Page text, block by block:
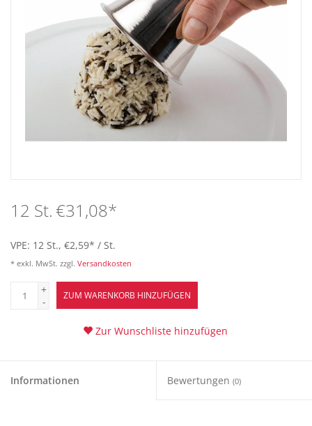
Bar
Technik
Fuchs Blog
12 St. €31,08*
VPE: 12 St., €2,59* / St.
* exkl. MwSt. zzgl. Versandkosten
+
-
ZUM WARENKORB HINZUFÜGEN
Zur Wunschliste hinzufügen
Informationen Bewertungen (0)